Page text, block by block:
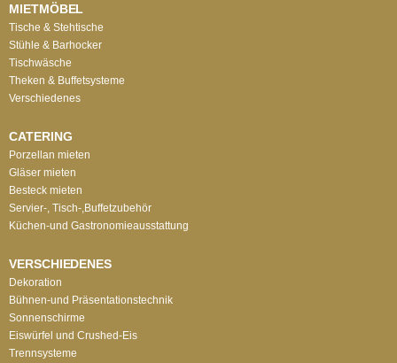
MIETMÖBEL
Tische & Stehtische
Stühle & Barhocker
Tischwäsche
Theken & Buffetsysteme
Verschiedenes
CATERING
Porzellan mieten
Gläser mieten
Besteck mieten
Servier-, Tisch-,Buffetzubehör
Küchen-und Gastronomieausstattung
VERSCHIEDENES
Dekoration
Bühnen-und Präsentationstechnik
Sonnenschirme
Eiswürfel und Crushed-Eis
Trennsysteme